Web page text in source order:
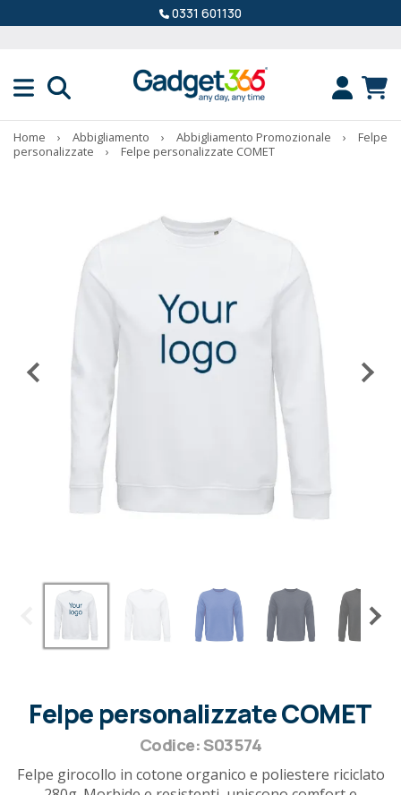
0331 601130
Home › Abbigliamento › Abbigliamento Promozionale ›
Felpe
personalizzate
› Felpe personalizzate COMET
Felpe personalizzate COMET
Codice: S03574
Felpe girocollo in cotone organico e poliestere riciclato